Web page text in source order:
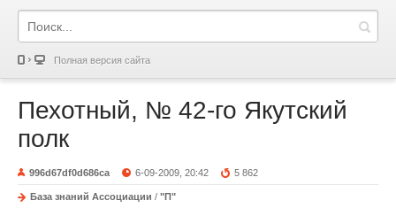
Полная версия сайта
Пехотный, № 42-го Якутский
полк
996d67df0d686ca 6-09-2009, 20:42 5 862
База знаний Ассоциации / "П"